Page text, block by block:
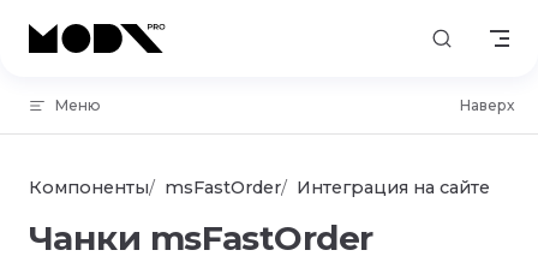
Skip to content
Меню Наверх
Компоненты msFastOrder Интеграция на сайте
Чанки msFastOrder